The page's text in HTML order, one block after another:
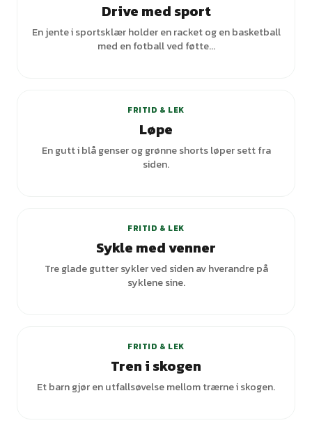
Drive med sport
En jente i sportsklær holder en racket og en basketball
med en fotball ved føtte...
FRITID & LEK
Løpe
En gutt i blå genser og grønne shorts løper sett fra
siden.
FRITID & LEK
Sykle med venner
Tre glade gutter sykler ved siden av hverandre på
syklene sine.
FRITID & LEK
Tren i skogen
Et barn gjør en utfallsøvelse mellom trærne i skogen.